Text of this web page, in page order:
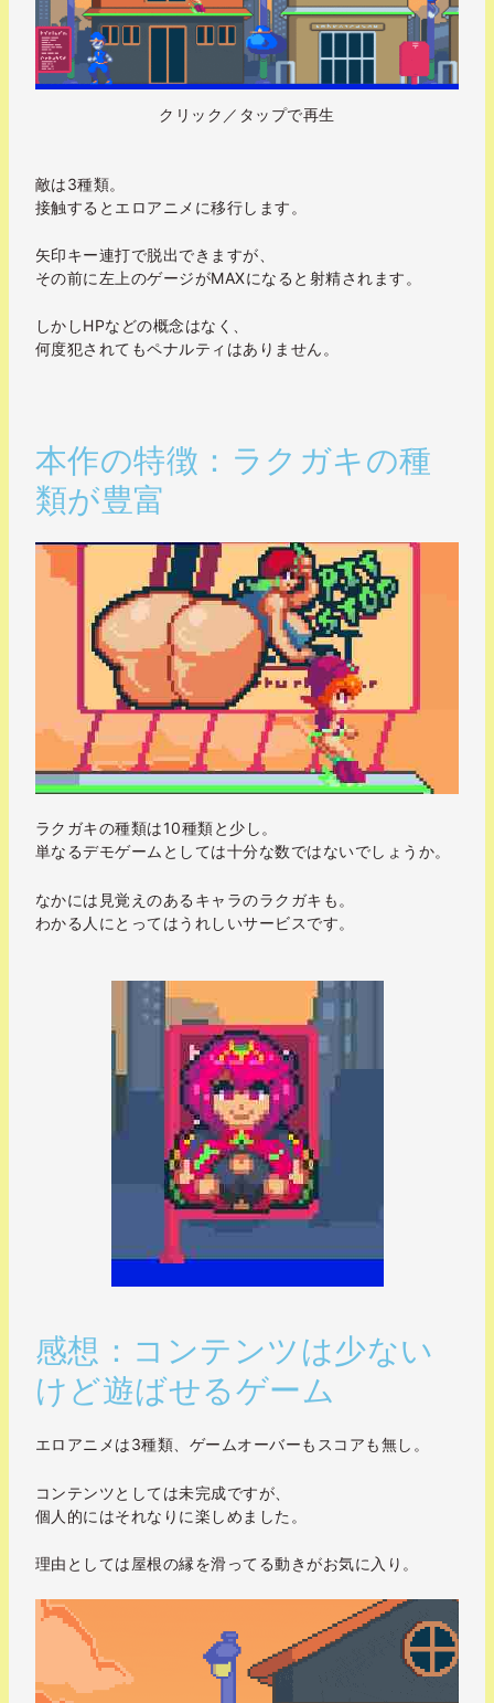
クリック／タップで再生
敵は3種類。
接触するとエロアニメに移行します。
矢印キー連打で脱出できますが、
その前に左上のゲージがMAXになると射精されます。
しかしHPなどの概念はなく、
何度犯されてもペナルティはありません。
本作の特徴：ラクガキの種
類が豊富
ラクガキの種類は10種類と少し。
単なるデモゲームとしては十分な数ではないでしょうか。
なかには見覚えのあるキャラのラクガキも。
わかる人にとってはうれしいサービスです。
感想：コンテンツは少ない
けど遊ばせるゲーム
エロアニメは3種類、ゲームオーバーもスコアも無し。
コンテンツとしては未完成ですが、
個人的にはそれなりに楽しめました。
理由としては屋根の縁を滑ってる動きがお気に入り。